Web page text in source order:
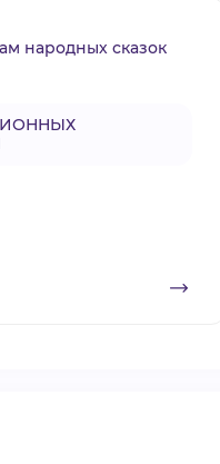
народных сказок